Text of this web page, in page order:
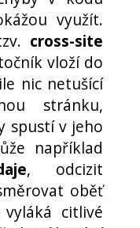
využít.
cross-site
vloží do
nic netušící
stránku,
spustí v jeho
například
, odcizit
oběť
citlivé